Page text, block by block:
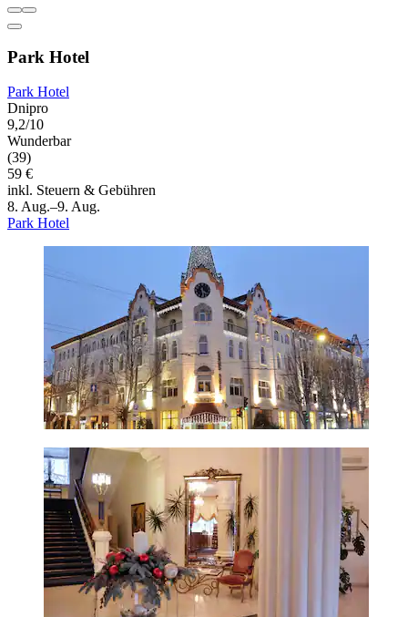
Park Hotel
Park Hotel
Dnipro
9,2/10
Wunderbar
(39)
59 €
inkl. Steuern & Gebühren
8. Aug.–9. Aug.
Park Hotel